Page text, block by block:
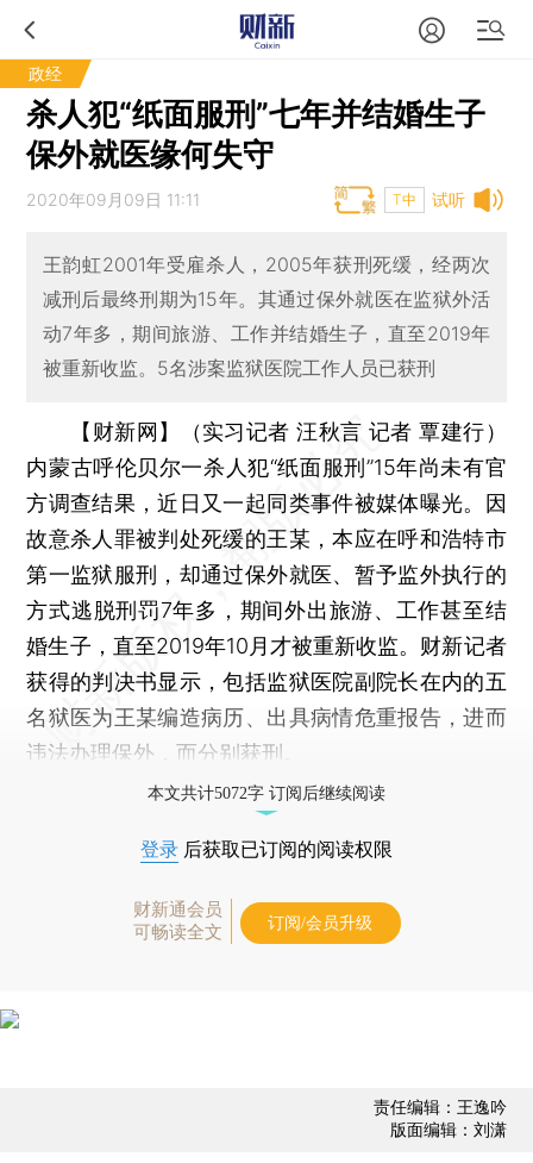
政经
杀人犯“纸面服刑”七年并结婚生子
保外就医缘何失守
试听
2020年09月09日 11:11 T中
王韵虹2001年受雇杀人，2005年获刑死缓，经两次
减刑后最终刑期为15年。其通过保外就医在监狱外活
动7年多，期间旅游、工作并结婚生子，直至2019年
被重新收监。5名涉案监狱医院工作人员已获刑
【财新网】（实习记者 汪秋言 记者 覃建行）
内蒙古呼伦贝尔一杀人犯“纸面服刑”15年尚未有官
方调查结果，近日又一起同类事件被媒体曝光。因
故意杀人罪被判处死缓的王某，本应在呼和浩特市
第一监狱服刑，却通过保外就医、暂予监外执行的
方式逃脱刑罚7年多，期间外出旅游、工作甚至结
婚生子，直至2019年10月才被重新收监。财新记者
获得的判决书显示，包括监狱医院副院长在内的五
名狱医为王某编造病历、出具病情危重报告，进而
违法办理保外，而分别获刑。
本文共计5072字 订阅后继续阅读
登录 后获取已订阅的阅读权限
财新通会员
可畅读全文
订阅/会员升级
责任编辑：王逸吟
版面编辑：刘潇